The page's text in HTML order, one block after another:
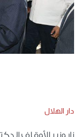
دار الهلال